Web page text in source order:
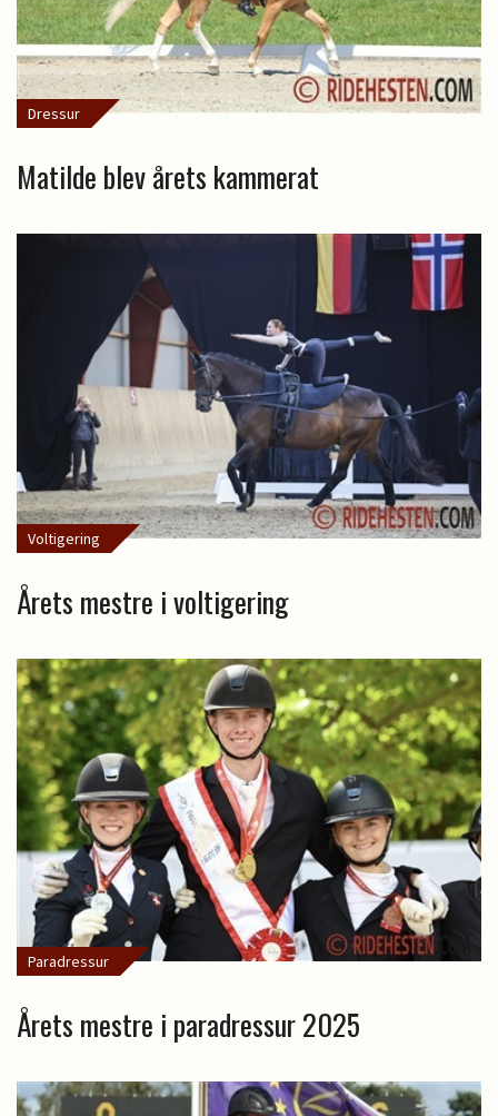
Dressur
Matilde blev årets kammerat
Voltigering
Årets mestre i voltigering
Paradressur
Årets mestre i paradressur 2025